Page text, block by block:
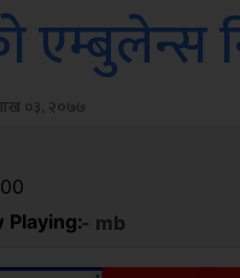
एम्बुलेन्स
०३, २०७७